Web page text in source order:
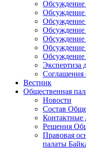
Соглашения
Вестник
Общественная
Новости
Состав
Контактные
Решения
Правовая
палаты